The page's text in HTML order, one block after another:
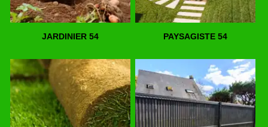
JARDINIER 54 PAYSAGISTE 54